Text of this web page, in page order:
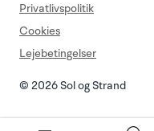
© 2026 Sol og Strand
Privatlivspolitik
Cookies
Lejebetingelser